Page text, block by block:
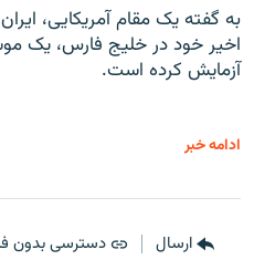
به گفته یک مقام آمریکایی،
اخیر خود در خلیج فارس، یک
آزمایش کرده است.
ادامه خبر
ارسال دسترسی بدون